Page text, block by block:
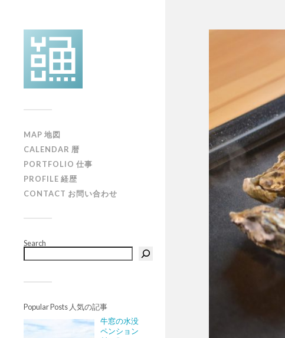
MAP 地図
CALENDAR 暦
PORTFOLIO 仕事
PROFILE 経歴
CONTACT お問い合わせ
Search
Popular Posts 人気の記事
牛窓の水没
ペンション